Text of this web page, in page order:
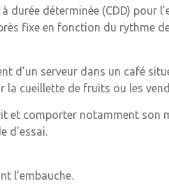
déterminée (CDD) pour
fixe en fonction du rythme
d’un serveur dans un café
cueillette de fruits ou les
et comporter notamment son
d’essai.
l’embauche.